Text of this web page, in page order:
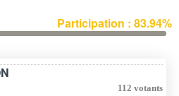
Participation : 83.94%
112 votants